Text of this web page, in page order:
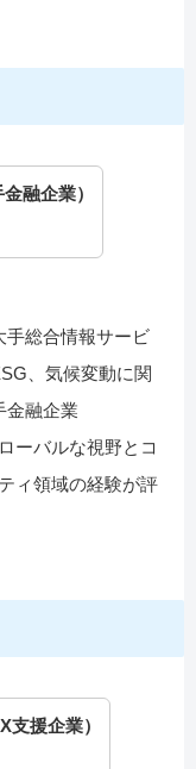
融企業）
総合情報サービ
、気候変動に関
金融企業
ーバルな視野とコ
ィ領域の経験が評
支援企業）